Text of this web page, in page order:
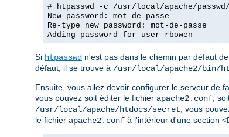
# htpasswd -c /usr/local/apache/passwd/
New password: mot-de-passe
Re-type new password: mot-de-passe
Adding password for user rbowen
Si htpasswd n'est pas dans le chemin par défaut
défaut, il se trouve à /usr/local/apache2/bin/
Ensuite, vous allez devoir configurer le serveur de
vous pouvez soit éditer le fichier apache2.conf ,
/usr/local/apache/htdocs/secret , vous
le fichier apache2.conf à l'intérieur d'une section